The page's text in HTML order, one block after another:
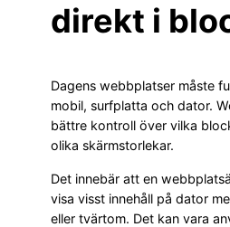
direkt i
Dagens webbplatser måste
mobil, surfplatta och dator.
bättre kontroll över vilka
olika skärmstorlekar.
Det innebär att en
visa visst innehåll på dator
eller tvärtom. Det kan vara